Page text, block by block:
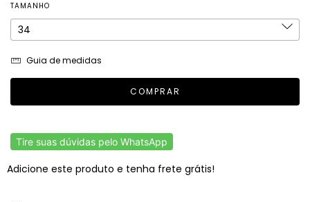
TAMANHO
Guia de medidas
Tire suas dúvidas pelo WhatsApp
Adicione este produto e tenha frete grátis!